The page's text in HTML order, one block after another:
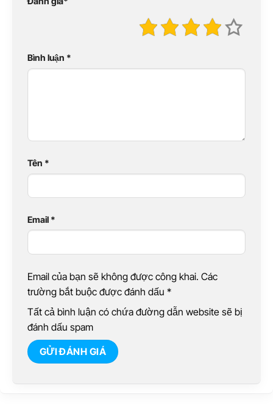
Bình luận *
Tên *
Email *
Email của bạn sẽ không được công khai. Các
trường bắt buộc được đánh dấu *
Tất cả bình luận có chứa đường dẫn website sẽ bị
đánh dấu spam